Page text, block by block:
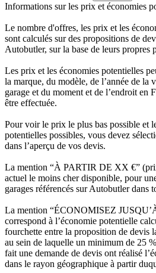
Informations sur les prix et économies
Le nombre d'offres, les prix et les
sont calculés sur des propositions de
Autobutler, sur la base de leurs propres
Les prix et les économies potentielles
la marque, du modèle, de l’année de la
garage et du moment et de l’endroit en
être effectuée.
Pour voir le prix le plus bas possible et
potentielles possibles, vous devez
dans l’aperçu de vos devis.
La mention “À PARTIR DE XX €”
actuel le moins cher disponible, pour
garages référencés sur Autobutler dans
La mention “ÉCONOMISEZ
correspond à l’économie potentielle
fourchette entre la proposition de devis
au sein de laquelle un minimum de 25
fait une demande de devis ont réalisé
dans le rayon géographique à partir